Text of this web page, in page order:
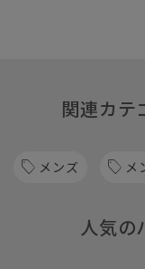
関連カテ
メンズ メ
人気の